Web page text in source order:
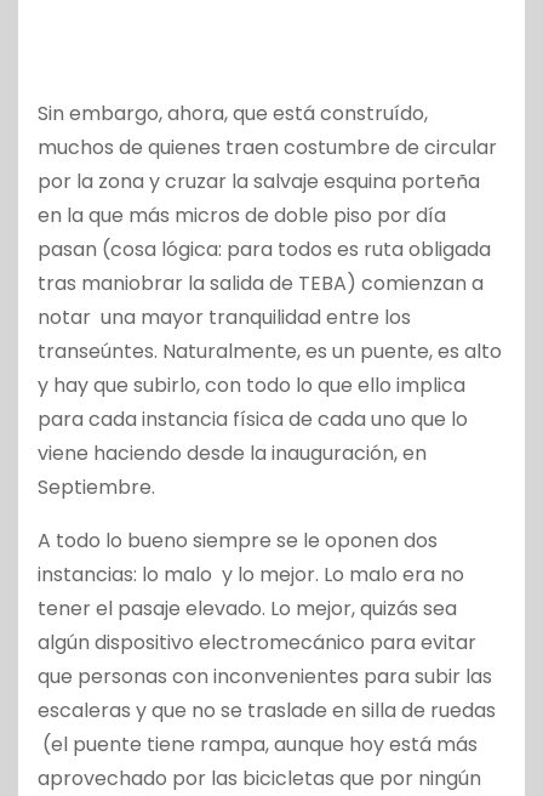
Sin embargo, ahora, que está construído,
muchos de quienes traen costumbre de circular
por la zona y cruzar la salvaje esquina porteña
en la que más micros de doble piso por día
pasan (cosa lógica: para todos es ruta obligada
tras maniobrar la salida de TEBA) comienzan a
notar una mayor tranquilidad entre los
transeúntes. Naturalmente, es un puente, es alto
y hay que subirlo, con todo lo que ello implica
para cada instancia física de cada uno que lo
viene haciendo desde la inauguración, en
Septiembre.
A todo lo bueno siempre se le oponen dos
instancias: lo malo y lo mejor. Lo malo era no
tener el pasaje elevado. Lo mejor, quizás sea
algún dispositivo electromecánico para evitar
que personas con inconvenientes para subir las
escaleras y que no se traslade en silla de ruedas
(el puente tiene rampa, aunque hoy está más
aprovechado por las bicicletas que por ningún